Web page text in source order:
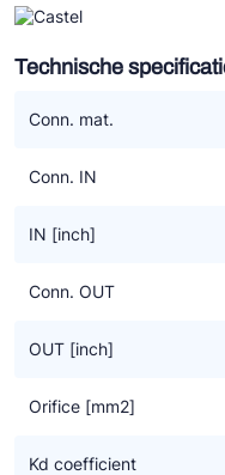
Johnson Controls
Doucette Industries
Technische
Conn. mat.
Conn. IN
IN [inch]
Conn. OUT
OUT [inch]
Orifice [mm2]
Kd coefficient